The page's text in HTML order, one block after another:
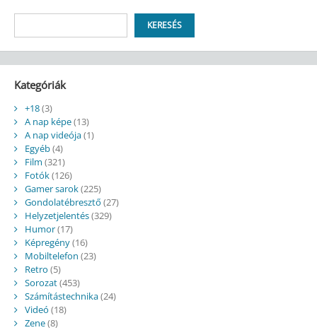
KERESÉS
Kategóriák
+18(3)
A nap képe(13)
A nap videója(1)
Egyéb(4)
Film (321)
Fotók(126)
Gamer sarok(225)
Gondolatébresztő (27)
Helyzetjelentés(329)
Humor(17)
Képregény(16)
Mobiltelefon (23)
Retro (5)
Sorozat(453)
Számítástechnika(24)
Videó (18)
Zene(8)